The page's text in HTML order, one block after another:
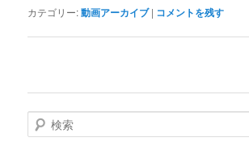
カテゴリー:動画アーカイブ | コメントを残す
ナ
ビ
ゲ
検
索